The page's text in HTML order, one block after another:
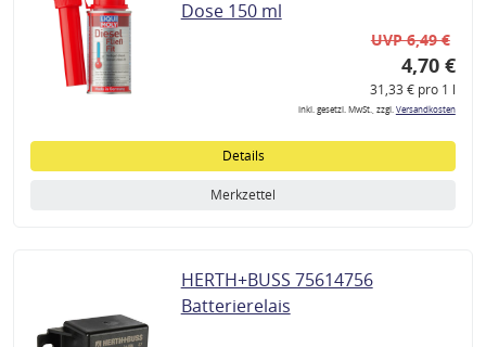
Dose 150 ml
UVP 6,49 €
4,70 €
31,33 € pro 1 l
inkl. gesetzl. MwSt., zzgl.Versandkosten
Details
Merkzettel
HERTH+BUSS 75614756
Batterierelais